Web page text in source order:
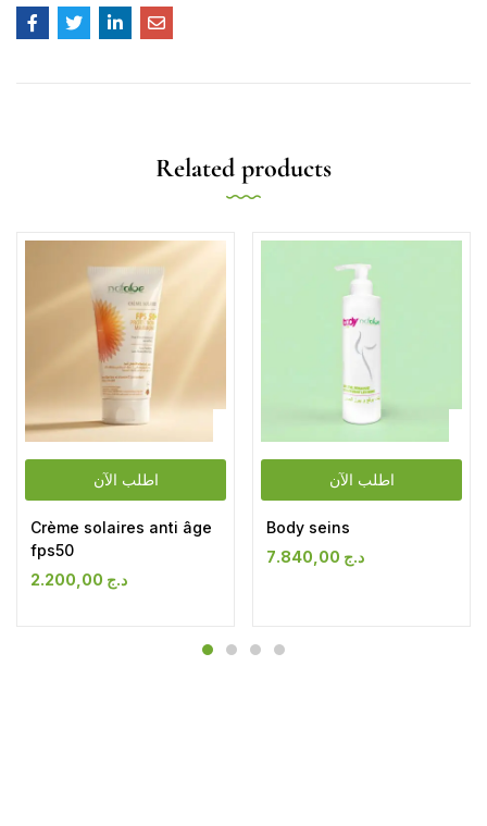
Related products
اطلب الآن
Crème solaires anti âge
fps50
د.ج
اطلب الآن
Body seins
د.ج